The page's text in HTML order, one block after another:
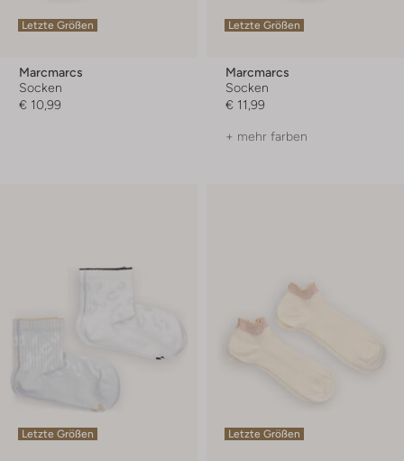
Letzte Größen
Marcmarcs
Socken
€ 10,99
Letzte Größen
Marcmarcs
Socken
€ 11,99
+ mehr farben
Letzte Größen Letzte Größen